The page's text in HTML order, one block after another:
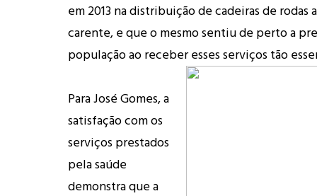
em 2013 na distribuição de cadeiras de rodas
carente, e que o mesmo sentiu de perto a
população ao receber esses serviços tão
Para José Gomes, a
satisfação com os
serviços prestados
pela saúde
demonstra que a